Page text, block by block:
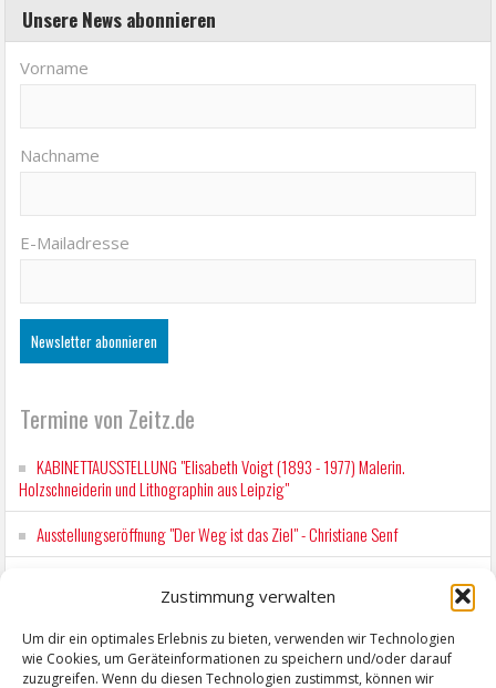
Zustimmung verwalten
Um dir ein optimales Erlebnis zu bieten, verwenden wir Technologien
wie Cookies, um Geräteinformationen zu speichern und/oder darauf
zuzugreifen. Wenn du diesen Technologien zustimmst, können wir
Unsere News abonnieren
Vorname
Nachname
E-Mailadresse
Termine von Zeitz.de
KABINETTAUSSTELLUNG "Elisabeth Voigt (1893 - 1977) Malerin.
Holzschneiderin und Lithographin aus Leipzig"
Ausstellungseröffnung "Der Weg ist das Ziel" - Christiane Senf
Kunstfest Zeitz